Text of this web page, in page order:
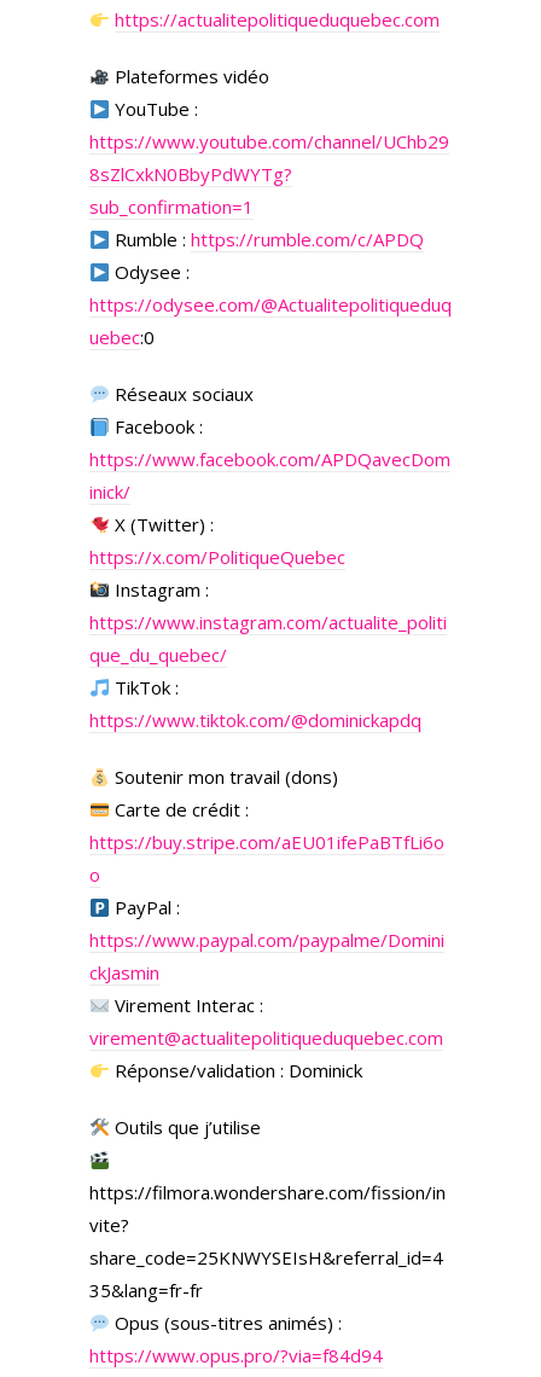
https://actualitepolitiqueduquebec.com
Plateformes vidéo
YouTube :
https://www.youtube.com/channel/UChb29
8sZlCxkN0BbyPdWYTg?
sub_confirmation=1
Rumble :https://rumble.com/c/APDQ
Odysee :
https://odysee.com/@Actualitepolitiqueduq
uebec:0
Réseaux sociaux
Facebook :
https://www.facebook.com/APDQavecDom
inick/
X (Twitter) :
https://x.com/PolitiqueQuebec
Instagram :
https://www.instagram.com/actualite_politi
que_du_quebec/
TikTok :
https://www.tiktok.com/@dominickapdq
Soutenir mon travail (dons)
Carte de crédit :
https://buy.stripe.com/aEU01ifePaBTfLi6o
o
PayPal :
https://www.paypal.com/paypalme/Domini
ckJasmin
Virement Interac :
virement@actualitepolitiqueduquebec.com
Réponse/validation : Dominick
Outils que j’utilise
https://filmora.wondershare.com/fission/in
vite?
share_code=25KNWYSEIsH&referral_id=4
35&lang=fr-fr
Opus (sous-titres animés) :
https://www.opus.pro/?via=f84d94